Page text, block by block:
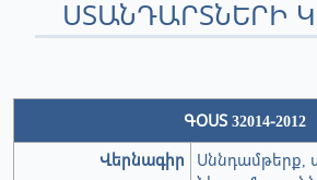
ՍՏԱՆԴԱՐՏՆԵՐԻ
ԳՕՍՏ 32014-2012
Վերնագիր
Սննդամթերք,